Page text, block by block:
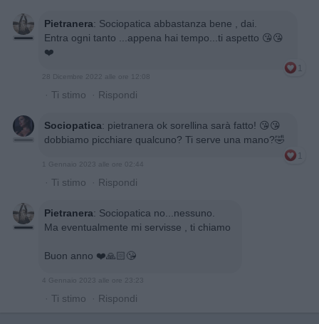
Pietranera: Sociopatica abbastanza bene , dai.
Entra ogni tanto ...appena hai tempo...ti aspetto 😘😘
❤️
1
28 Dicembre 2022 alle ore 12:08
· Ti stimo · Rispondi
Sociopatica: pietranera ok sorellina sarà fatto! 😘😘
dobbiamo picchiare qualcuno? Ti serve una mano?🤣
1
1 Gennaio 2023 alle ore 02:44
· Ti stimo · Rispondi
Pietranera: Sociopatica no...nessuno.
Ma eventualmente mi servisse , ti chiamo
Buon anno ❤️🙏🏻😘
4 Gennaio 2023 alle ore 23:23
· Ti stimo · Rispondi